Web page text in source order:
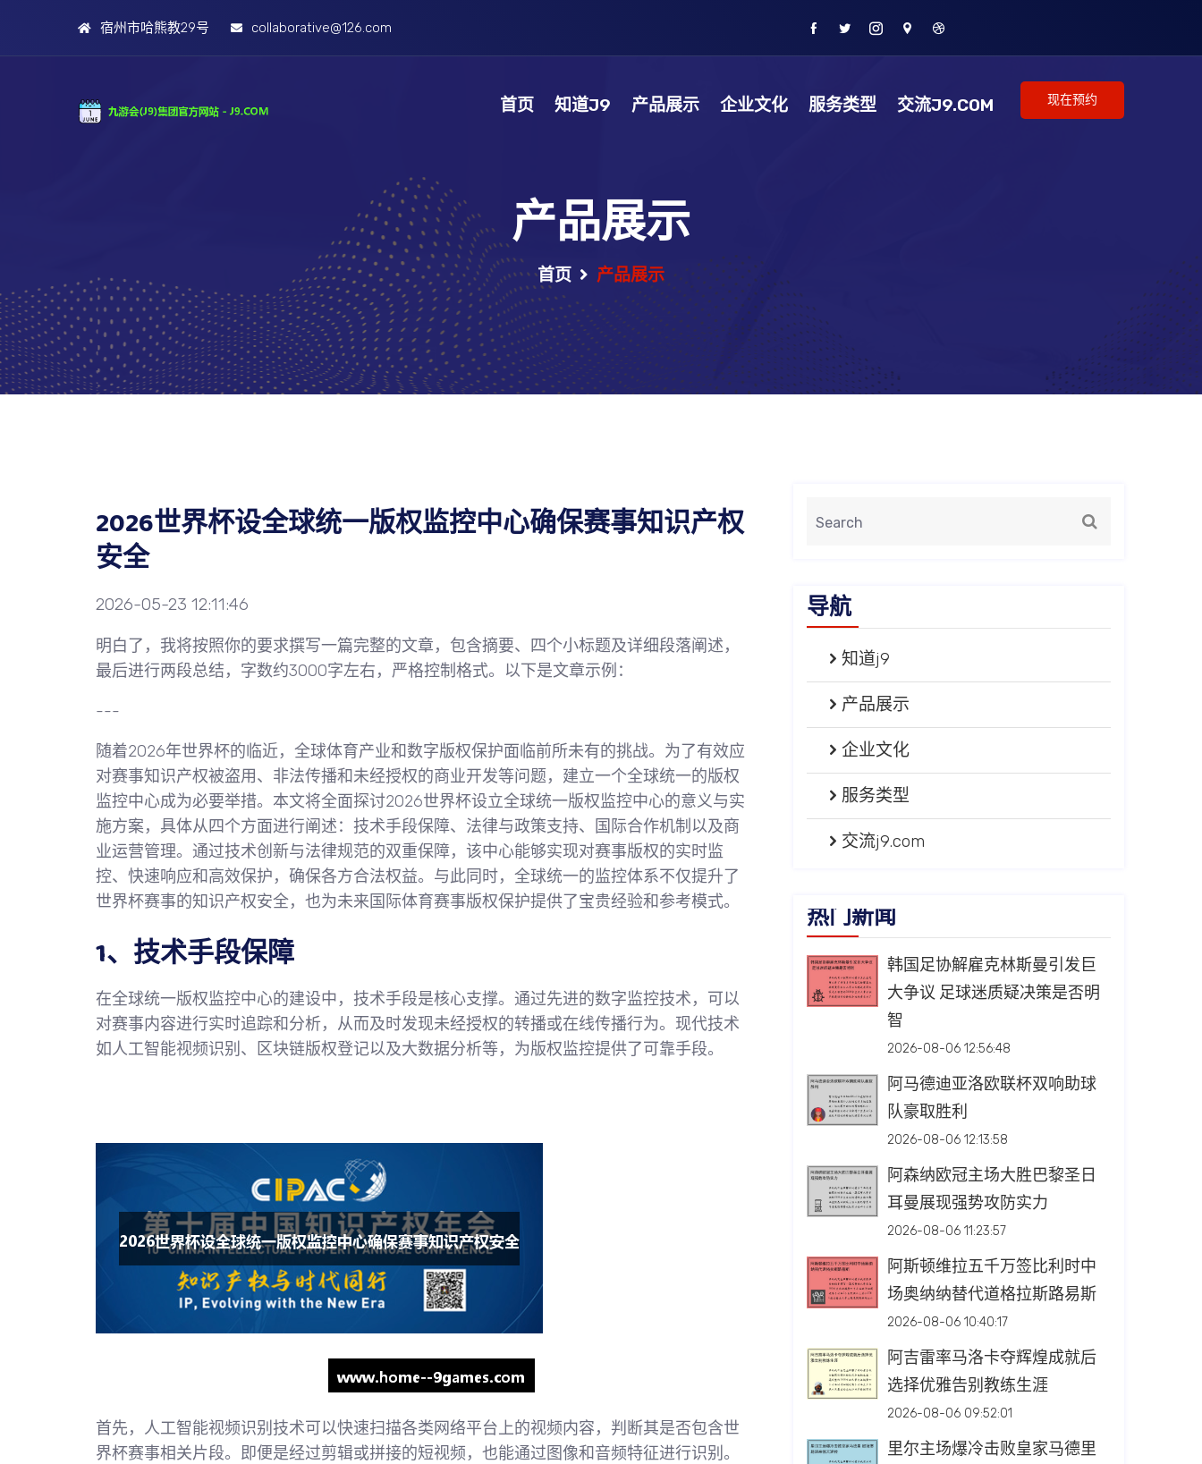
宿州市哈熊教29号 collaborative@126.com
首页 知道J9 产品展示 企业文化 服务类型 交流J9.COM 现在预约
产品展示
首页 产品展示
2026世界杯设全球统一版权监控中心确保赛事知识产权
安全
2026-05-23 12:11:46
明白了，我将按照你的要求撰写一篇完整的文章，包含摘要、四个小标题及详细段落阐述，
最后进行两段总结，字数约3000字左右，严格控制格式。以下是文章示例：
---
随着2026年世界杯的临近，全球体育产业和数字版权保护面临前所未有的挑战。为了有效应
对赛事知识产权被盗用、非法传播和未经授权的商业开发等问题，建立一个全球统一的版权
监控中心成为必要举措。本文将全面探讨2026世界杯设立全球统一版权监控中心的意义与实
施方案，具体从四个方面进行阐述：技术手段保障、法律与政策支持、国际合作机制以及商
业运营管理。通过技术创新与法律规范的双重保障，该中心能够实现对赛事版权的实时监
控、快速响应和高效保护，确保各方合法权益。与此同时，全球统一的监控体系不仅提升了
世界杯赛事的知识产权安全，也为未来国际体育赛事版权保护提供了宝贵经验和参考模式。
1、技术手段保障
在全球统一版权监控中心的建设中，技术手段是核心支撑。通过先进的数字监控技术，可以
对赛事内容进行实时追踪和分析，从而及时发现未经授权的转播或在线传播行为。现代技术
如人工智能视频识别、区块链版权登记以及大数据分析等，为版权监控提供了可靠手段。
首先，人工智能视频识别技术可以快速扫描各类网络平台上的视频内容，判断其是否包含世
界杯赛事相关片段。即便是经过剪辑或拼接的短视频，也能通过图像和音频特征进行识别。
导航
知道j9
产品展示
企业文化
服务类型
交流j9.com
热门新闻
韩国足协解雇克林斯曼引发巨
大争议 足球迷质疑决策是否明
智
2026-08-06 12:56:48
阿马德迪亚洛欧联杯双响助球
队豪取胜利
2026-08-06 12:13:58
阿森纳欧冠主场大胜巴黎圣日
耳曼展现强势攻防实力
2026-08-06 11:23:57
阿斯顿维拉五千万签比利时中
场奥纳纳替代道格拉斯路易斯
2026-08-06 10:40:17
阿吉雷率马洛卡夺辉煌成就后
选择优雅告别教练生涯
2026-08-06 09:52:01
里尔主场爆冷击败皇家马德里